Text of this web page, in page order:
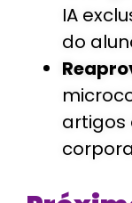
IA
do
artigos